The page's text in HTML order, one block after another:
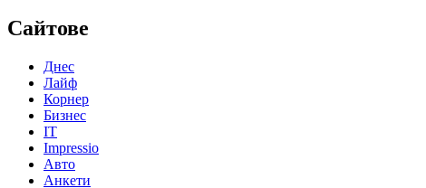
Сайтове
Днес
Лайф
Корнер
Бизнес
IT
Impressio
Авто
Анкети